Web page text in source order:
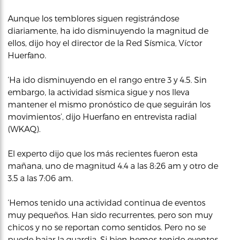
Aunque los temblores siguen registrándose
diariamente, ha ido disminuyendo la magnitud de
ellos, dijo hoy el director de la Red Sísmica, Víctor
Huerfano.
‘Ha ido disminuyendo en el rango entre 3 y 4.5. Sin
embargo, la actividad sísmica sigue y nos lleva
mantener el mismo pronóstico de que seguirán los
movimientos’, dijo Huerfano en entrevista radial
(WKAQ).
El experto dijo que los más recientes fueron esta
mañana, uno de magnitud 4.4 a las 8:26 am y otro de
3.5 a las 7:06 am.
‘Hemos tenido una actividad continua de eventos
muy pequeños. Han sido recurrentes, pero son muy
chicos y no se reportan como sentidos. Pero no se